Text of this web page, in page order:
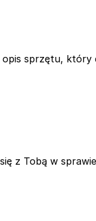
sprzętu,
z Tobą w